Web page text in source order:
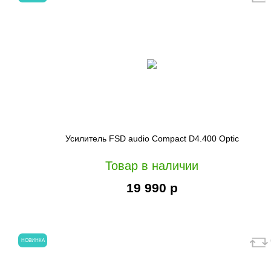
Усилитель FSD audio Compact D4.400 Optic
Товар в наличии
19 990 р
НОВИНКА